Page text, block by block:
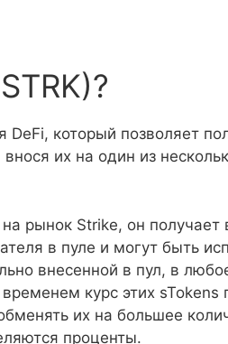
который позволяет
их на один из
рынок Strike, он
в пуле и могут быть
внесенной в пул, в
курс этих
их на большее
проценты.